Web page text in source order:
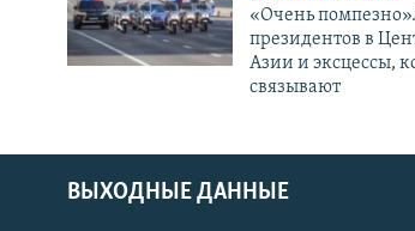
«Очень
президентов в
Азии и эксцессы,
связывают
ВЫХОДНЫЕ ДАННЫЕ